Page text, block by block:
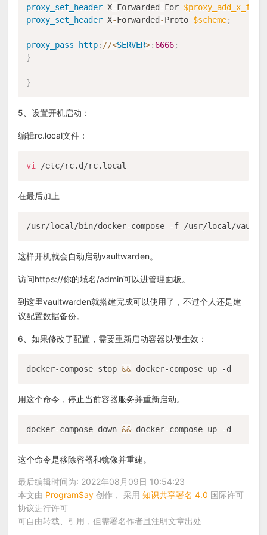
proxy_set_header X-Forwarded -For
proxy_set_header X-Forwarded -Proto $scheme;
proxy_pass http: //<SERVER>: 6666;
}
}
5、设置开机启动：
编辑rc.local文件：
vi
在最后加上
这样开机就会自动启动vaultwarden。
访问https://你的域名/admin可以进管理面板。
到这里vaultwarden就搭建完成可以使用了，不过个人还是建
议配置数据备份。
6、如果修改了配置，需要重新启动容器以便生效：
docker-compose stop &&
用这个命令，停止当前容器服务并重新启动。
docker-compose down &&
这个命令是移除容器和镜像并重建。
最后编辑时间为: 2022年08月09日 10:54:23
本文由 ProgramSay 创作， 采用知识共享署名 4.0 国际许可
协议进行许可
可自由转载、引用，但需署名作者且注明文章出处